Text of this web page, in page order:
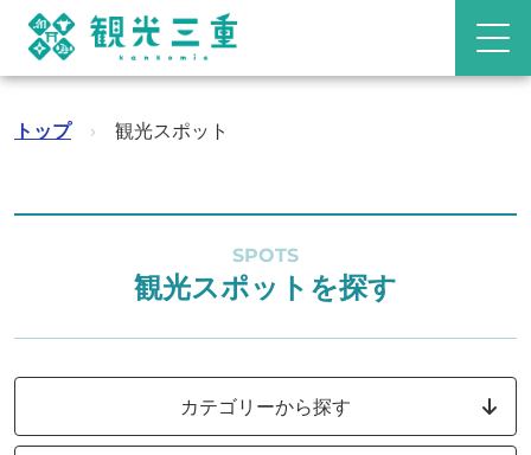
トップ › 観光スポット
SPOTS
観光スポットを探す
カテゴリーから探す